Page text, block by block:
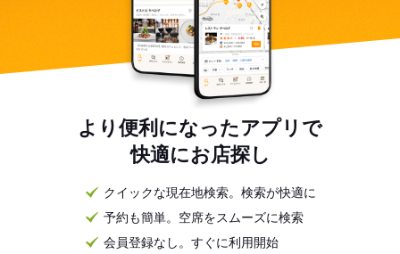
より便利になったアプリで
快適にお店探し
クイックな現在地検索。検索が快適に
予約も簡単。空席をスムーズに検索
会員登録なし。すぐに利用開始